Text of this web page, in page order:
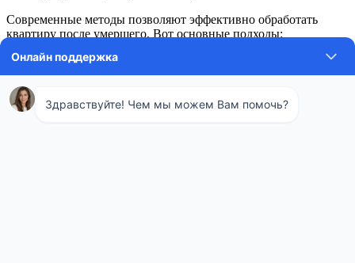
Современные методы позволяют эффективно обработать
квартиру после умершего. Вот основные подходы:
Холодный туман: Микрокапли проникают в щели,
уничтожая бактерии и запах без следов.
габаритные предметы, такие как диваны и шкафы.